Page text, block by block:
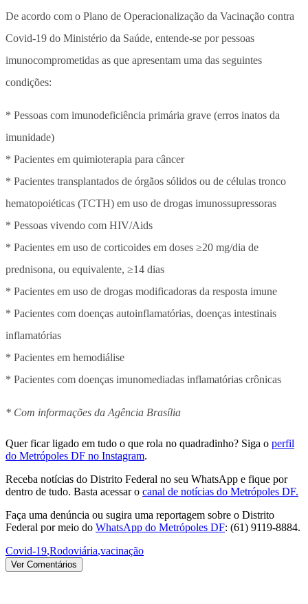
De acordo com o Plano de Operacionalização da Vacinação contra
Covid-19 do Ministério da Saúde, entende-se por pessoas
imunocomprometidas as que apresentam uma das seguintes
condições:
* Pessoas com imunodeficiência primária grave (erros inatos da
imunidade)
* Pacientes em quimioterapia para câncer
* Pacientes transplantados de órgãos sólidos ou de células tronco
hematopoiéticas (TCTH) em uso de drogas imunossupressoras
* Pessoas vivendo com HIV/Aids
* Pacientes em uso de corticoides em doses ≥20 mg/dia de
prednisona, ou equivalente, ≥14 dias
* Pacientes em uso de drogas modificadoras da resposta imune
* Pacientes com doenças autoinflamatórias, doenças intestinais
inflamatórias
* Pacientes em hemodiálise
* Pacientes com doenças imunomediadas inflamatórias crônicas
* Com informações da Agência Brasília
Quer ficar ligado em tudo o que rola no quadradinho? Siga o perfil
do Metrópoles DF no Instagram.
Receba notícias do Distrito Federal no seu WhatsApp e fique por
dentro de tudo. Basta acessar o canal de notícias do Metrópoles DF.
Faça uma denúncia ou sugira uma reportagem sobre o Distrito
Federal por meio do WhatsApp do Metrópoles DF: (61) 9119-8884.
Covid-19,Rodoviária,vacinação
Ver Comentários